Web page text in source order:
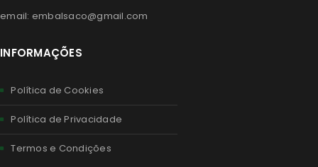
email: embalsaco@gmail.com
INFORMAÇÕES
Política de Cookies
Política de Privacidade
Termos e Condições